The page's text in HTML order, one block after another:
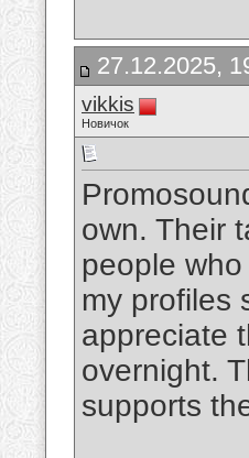
27.12.2025,
vikkis
Новичок
own. Their
people
my profiles
appreciate
overnight.
supports